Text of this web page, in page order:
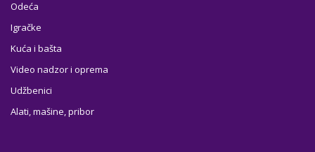
Odeća
Igračke
Kuća i bašta
Video nadzor i oprema
Udžbenici
Alati, mašine, pribor